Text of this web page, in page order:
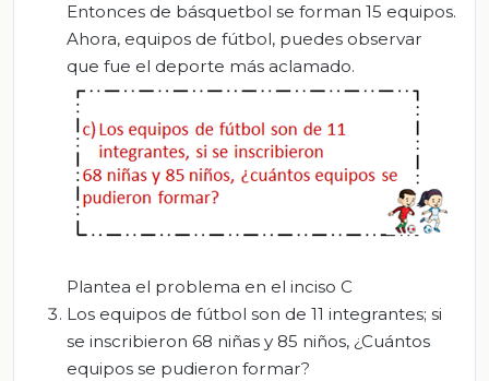
Entonces de básquetbol se forman 15 equipos.
Ahora, equipos de fútbol, puedes observar
que fue el deporte más aclamado.
Plantea el problema en el inciso C
Los equipos de fútbol son de 11 integrantes; si
se inscribieron 68 niñas y 85 niños, ¿Cuántos
equipos se pudieron formar?